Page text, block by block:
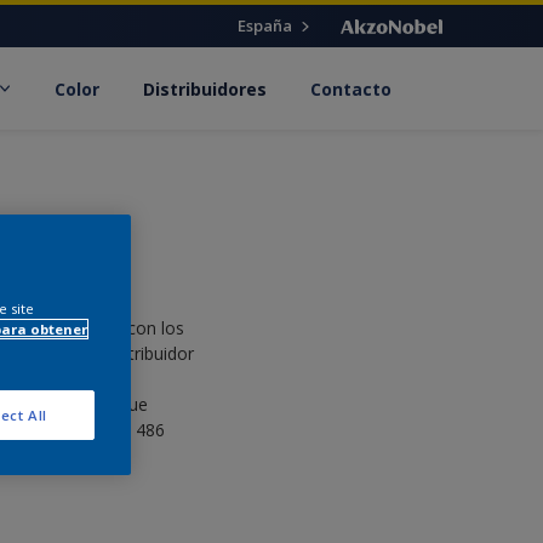
España
Color Distribuidores Contacto
colaboramos con los
con su distribuidor
distribución de
27 socios que
Sus más de 486
site
obtener
All